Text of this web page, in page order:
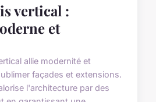
vertical :
et
allie modernité et
façades et extensions.
l'architecture par des